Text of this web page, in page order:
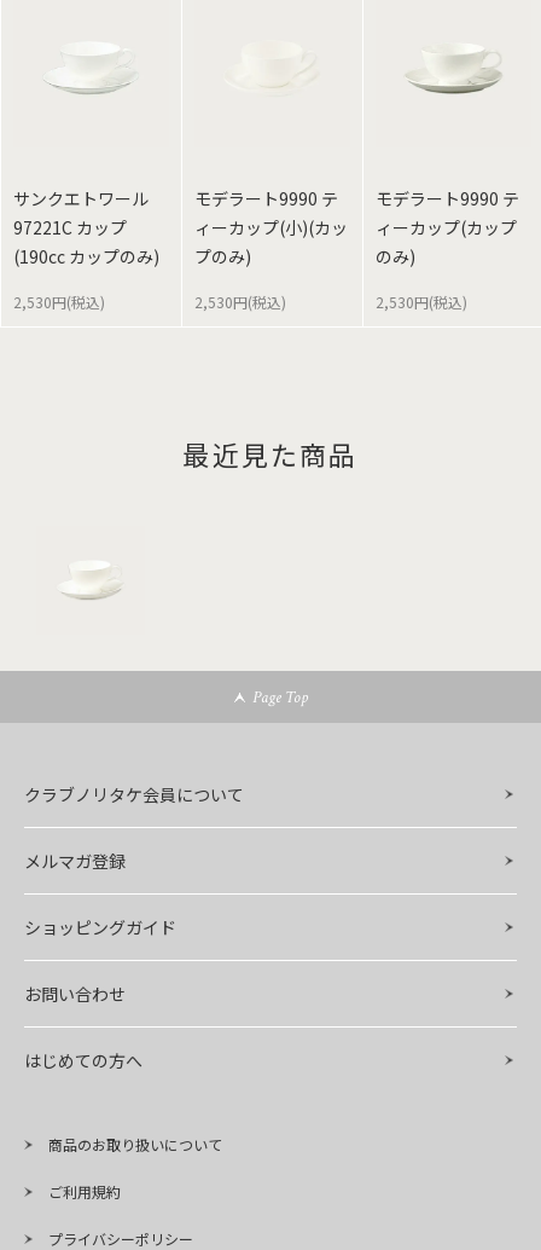
サンクエトワール
97221C カップ
(190cc カップのみ)
2,530円(税込)
モデラート9990 テ
ィーカップ(小)(カッ
プのみ)
2,530円(税込)
モデラート9990 テ
ィーカップ(カップ
のみ)
2,530円(税込)
最近見た商品
Page Top
クラブノリタケ会員について
メルマガ登録
ショッピングガイド
お問い合わせ
はじめての方へ
商品のお取り扱いについて
ご利用規約
プライバシーポリシー